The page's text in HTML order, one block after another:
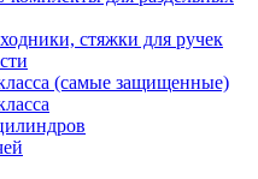
стяжки для ручек
(самые защищенные)